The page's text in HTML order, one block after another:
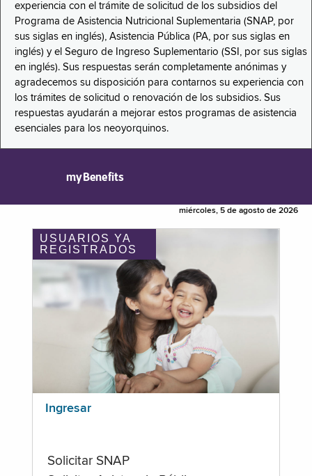
experiencia con el trámite de solicitud de los subsidios del
Programa de Asistencia Nutricional Suplementaria (SNAP, por
sus siglas en inglés), Asistencia Pública (PA, por sus siglas en
inglés) y el Seguro de Ingreso Suplementario (SSI, por sus siglas
en inglés). Sus respuestas serán completamente anónimas y
agradecemos su disposición para contarnos su experiencia con
los trámites de solicitud o renovación de los subsidios. Sus
respuestas ayudarán a mejorar estos programas de asistencia
esenciales para los neoyorquinos.
myBenefits
miércoles, 5 de agosto de 2026
USUARIOS YA
REGISTRADOS
Ingresar
Solicitar SNAP